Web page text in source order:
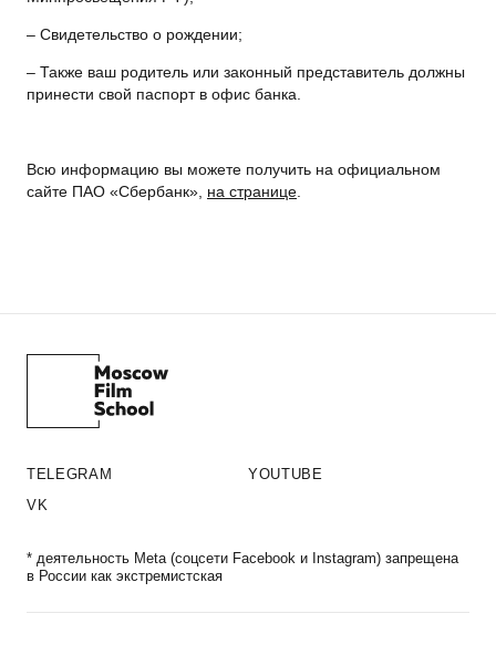
– Свидетельство о рождении;
– Также ваш родитель или законный представитель должны
принести свой паспорт в офис банка.
Всю информацию вы можете получить на официальном
сайте ПАО «Сбербанк», на странице
TELEGRAM
YOUTUBE
VK
* деятельность Meta (соцсети Facebook и Instagram) запрещена
в России как экстремистская